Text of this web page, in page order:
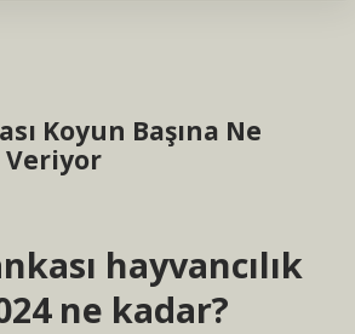
Koyun Başına Ne
Veriyor
hayvancılık
ne kadar?